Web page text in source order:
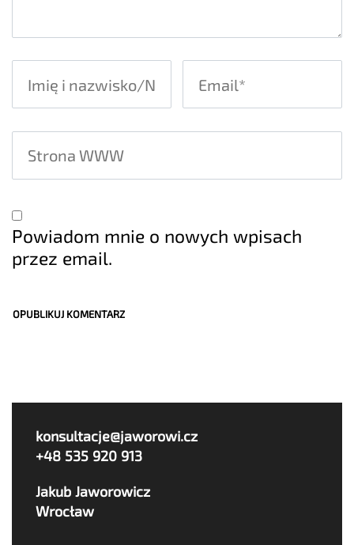
Powiadom mnie o nowych wpisach
przez email.
konsultacje@jaworowi.cz
+48 535 920 913
Jakub Jaworowicz
Wrocław